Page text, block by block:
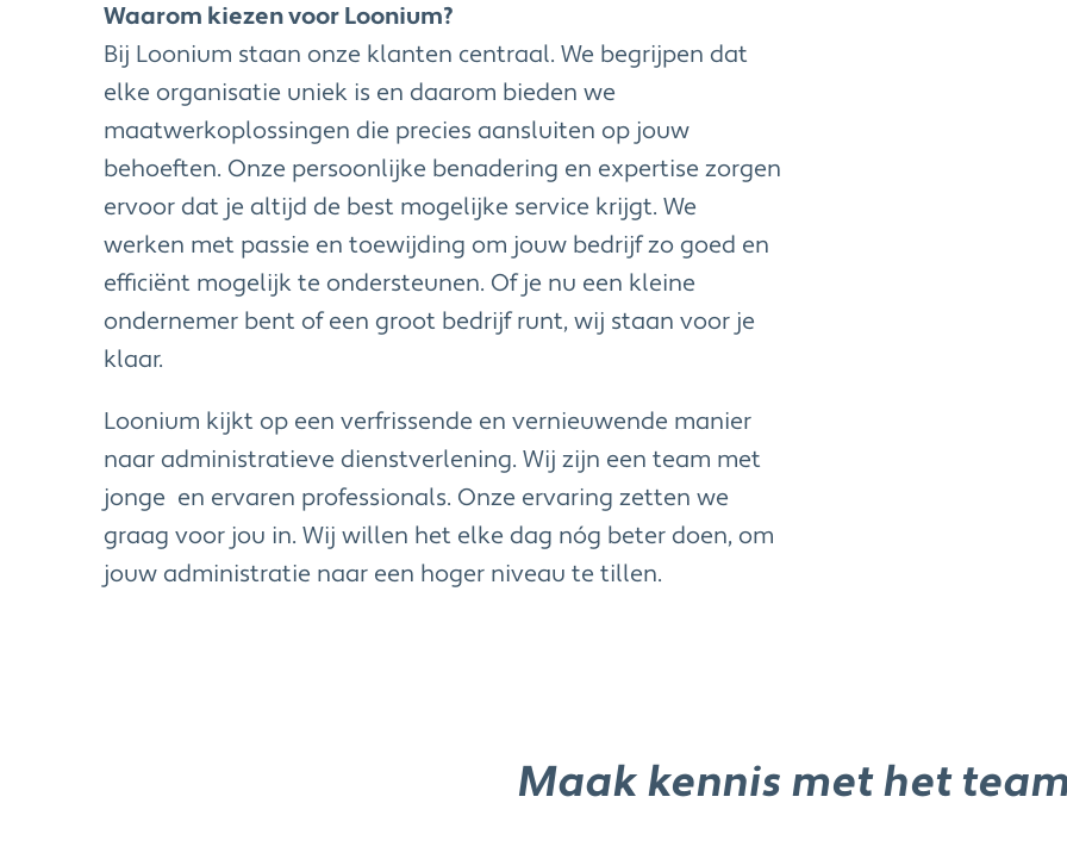
Waarom kiezen voor Loonium?
Bij Loonium staan onze klanten centraal. We begrijpen dat
elke organisatie uniek is en daarom bieden we
maatwerkoplossingen die precies aansluiten op jouw
behoeften. Onze persoonlijke benadering en expertise zorgen
ervoor dat je altijd de best mogelijke service krijgt. We
werken met passie en toewijding om jouw bedrijf zo goed en
efficiënt mogelijk te ondersteunen. Of je nu een kleine
ondernemer bent of een groot bedrijf runt, wij staan voor je
klaar.
Loonium kijkt op een verfrissende en vernieuwende manier
naar administratieve dienstverlening. Wij zijn een team met
jonge en ervaren professionals. Onze ervaring zetten we
graag voor jou in. Wij willen het elke dag nóg beter doen, om
jouw administratie naar een hoger niveau te tillen.
Maak kennis met het